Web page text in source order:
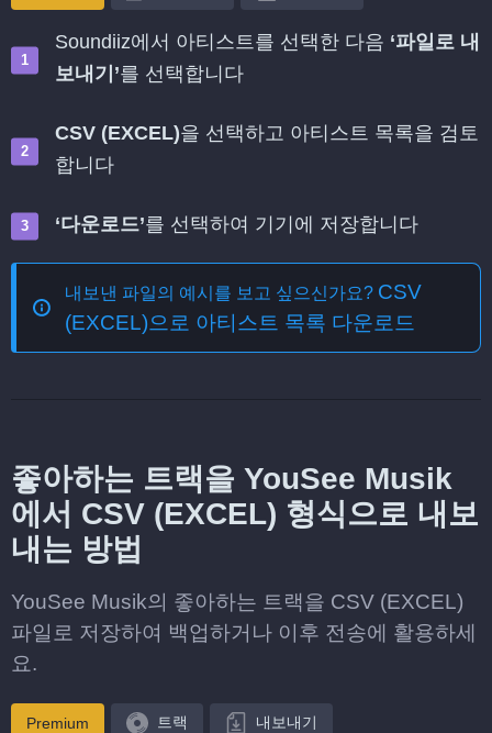
Soundiiz에서 아티스트를 선택한 다음 ‘파일로 내
보내기’를 선택합니다
CSV (EXCEL)을 선택하고 아티스트 목록을 검토
합니다
‘다운로드’를 선택하여 기기에 저장합니다
내보낸 파일의 예시를 보고 싶으신가요? CSV
(EXCEL)으로 아티스트 목록 다운로드
좋아하는 트랙을 YouSee Musik
에서 CSV (EXCEL) 형식으로 내보
내는 방법
YouSee Musik의 좋아하는 트랙을 CSV (EXCEL)
파일로 저장하여 백업하거나 이후 전송에 활용하세
요.
Premium 트랙 내보내기